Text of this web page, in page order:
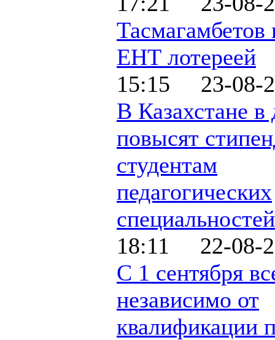
Тасмагамбетов
ЕНТ лотереей
15:15 23-08-
В Казахстане в
повысят
студентам
педагогических
специальностей
18:11 22-08-
С 1 сентября
независимо от
квалификации